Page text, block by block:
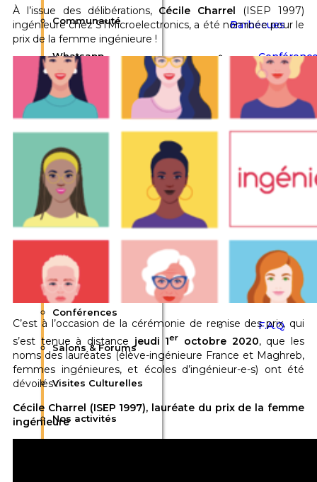
Communauté
Whatsapp
L’ingénieur Isep au
Événements
Afterworks &
Barbecues
Conférences
Salons & Forums
Visites Culturelles
Nos activités
Barbecues
Salons &
Visites
Communication
Actualités
Flash
Plaquette
Nous
F.A.Q
À l’issue des délibérations, Cécile Charrel
(ISEP 1997)
ingénieure chez STMicroelectronics, a été nominée pour le
prix de la femme ingénieure !
C’est à l’occasion de la cérémonie de remise des prix, qui
s’est tenue à distance jeudi 1er octobre 2020, que les
noms des lauréates (élève-ingénieure France et Maghreb,
femmes ingénieures, et écoles d’ingénieur-e-s) ont été
dévoilés :
Cécile Charrel (ISEP 1997), lauréate du prix de la femme
ingénieure